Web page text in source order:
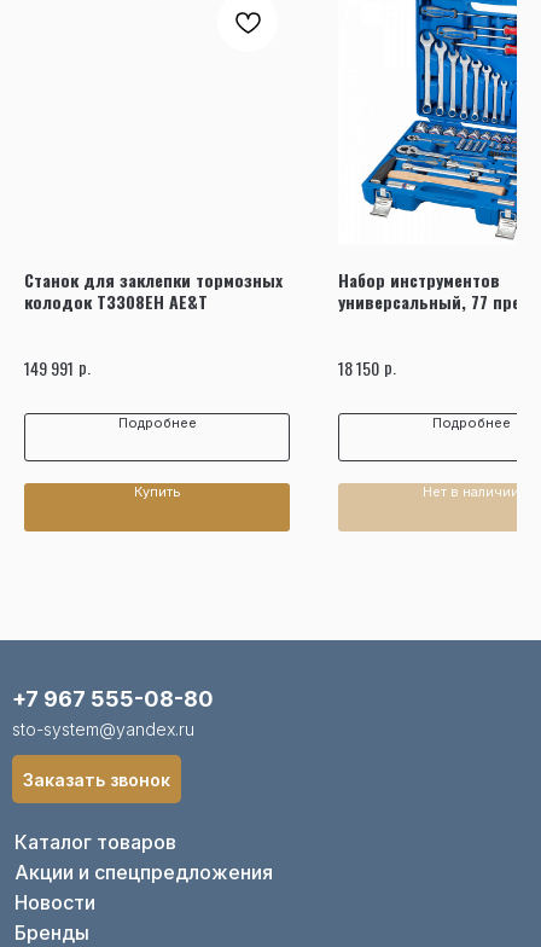
Станок для заклепки тормозных
колодок T3308EH AE&T
149 991 р.
Подробнее
Купить
Набор инструментов
универсальный, 77
18 150 р.
Подробнее
Нет в наличии
Каталог товаров
Акции и спецпредложения
Новости
Бренды
+7 967 555-08-80
sto-system@yandex.ru
Заказать звонок